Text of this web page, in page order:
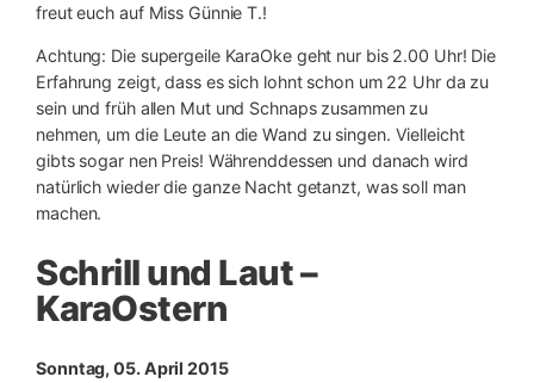
freut euch auf Miss Günnie T.!
Achtung: Die supergeile KaraOke geht nur bis 2.00 Uhr! Die
Erfahrung zeigt, dass es sich lohnt schon um 22 Uhr da zu
sein und früh allen Mut und Schnaps zusammen zu
nehmen, um die Leute an die Wand zu singen. Vielleicht
gibts sogar nen Preis! Währenddessen und danach wird
natürlich wieder die ganze Nacht getanzt, was soll man
machen.
Schrill und Laut –
KaraOstern
Sonntag, 05. April 2015